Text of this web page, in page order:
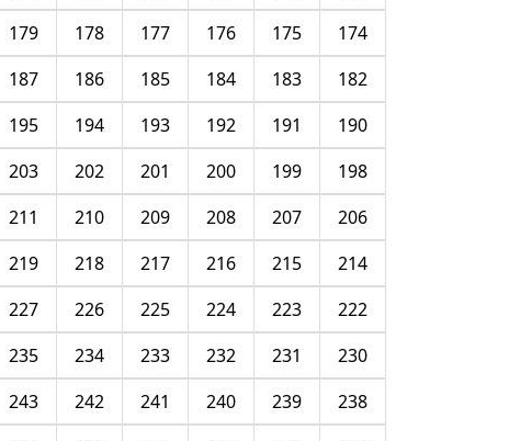
174
175
176
177
178
179
182
183
184
185
186
187
190
191
192
193
194
195
198
199
200
201
202
203
206
207
208
209
210
211
214
215
216
217
218
219
222
223
224
225
226
227
230
231
232
233
234
235
238
239
240
241
242
243